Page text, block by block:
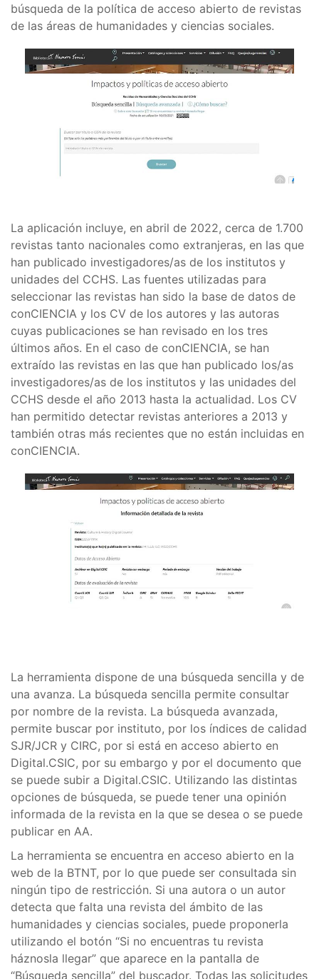
búsqueda de la política de acceso abierto de revistas
de las áreas de humanidades y ciencias sociales.
La aplicación incluye, en abril de 2022, cerca de 1.700
revistas tanto nacionales como extranjeras, en las que
han publicado investigadores/as de los institutos y
unidades del CCHS. Las fuentes utilizadas para
seleccionar las revistas han sido la base de datos de
conCIENCIA y los CV de los autores y las autoras
cuyas publicaciones se han revisado en los tres
últimos años. En el caso de conCIENCIA, se han
extraído las revistas en las que han publicado los/as
investigadores/as de los institutos y las unidades del
CCHS desde el año 2013 hasta la actualidad. Los CV
han permitido detectar revistas anteriores a 2013 y
también otras más recientes que no están incluidas en
conCIENCIA.
La herramienta dispone de una búsqueda sencilla y de
una avanza. La búsqueda sencilla permite consultar
por nombre de la revista. La búsqueda avanzada,
permite buscar por instituto, por los índices de calidad
SJR/JCR y CIRC, por si está en acceso abierto en
Digital.CSIC, por su embargo y por el documento que
se puede subir a Digital.CSIC. Utilizando las distintas
opciones de búsqueda, se puede tener una opinión
informada de la revista en la que se desea o se puede
publicar en AA.
La herramienta se encuentra en acceso abierto en la
web de la BTNT, por lo que puede ser consultada sin
ningún tipo de restricción. Si una autora o un autor
detecta que falta una revista del ámbito de las
humanidades y ciencias sociales, puede proponerla
utilizando el botón “Si no encuentras tu revista
háznosla llegar” que aparece en la pantalla de
“Búsqueda sencilla” del buscador. Todas las solicitudes